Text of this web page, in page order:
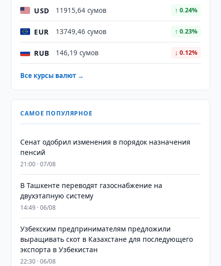
USD 11915,64 сумов ↑ 0.24%
EUR 13749,46 сумов ↑ 0.23%
RUB 146,19 сумов ↓ 0.12%
Все курсы валют →
САМОЕ ПОПУЛЯРНОЕ
Сенат одобрил изменения в порядок назначения
пенсий
21:00 · 07/08
В Ташкенте переводят газоснабжение на
двухэтапную систему
14:49 · 06/08
Узбекским предпринимателям предложили
выращивать скот в Казахстане для последующего
экспорта в Узбекистан
22:30 · 06/08